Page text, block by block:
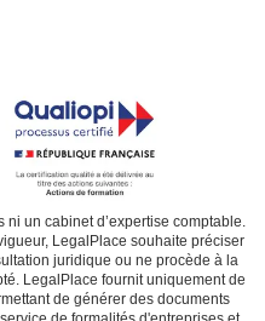
un cabinet d’expertise comptable.
LegalPlace souhaite préciser
juridique ou ne procède à la
LegalPlace fournit uniquement de
de générer des documents